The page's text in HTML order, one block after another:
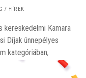
/ HÍREK
kereskedelmi Kamara
Díjak ünnepélyes
kategóriában,